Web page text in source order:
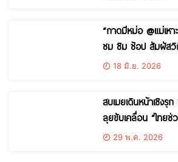
“กาดมีหม่อ @แม่เห
ชม ชิม ช้อป สัมผัสวิ
เศรษฐกิจฐานรากแม่สะ
18 มิ.ย. 2026
สบเมยเดินหน้าเชิงรุ
ลุยขับเคลื่อน “ไทยช่
เศรษฐกิจฐานราก
29 พ.ค. 2026